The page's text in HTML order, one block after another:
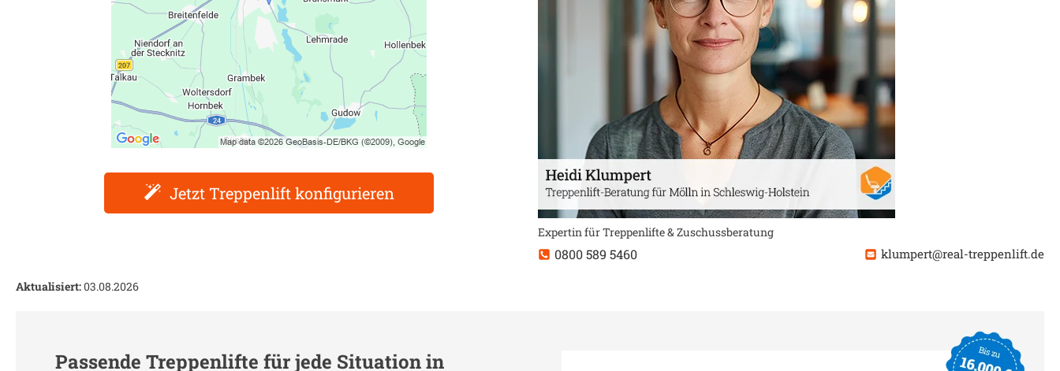
Jetzt Treppenlift konfigurieren
Expertin für Treppenlifte & Zuschussberatung
0800 589 5460 klumpert@real-treppenlift.de
Aktualisiert:03.08.2026
Passende Treppenlifte für jede Situation in